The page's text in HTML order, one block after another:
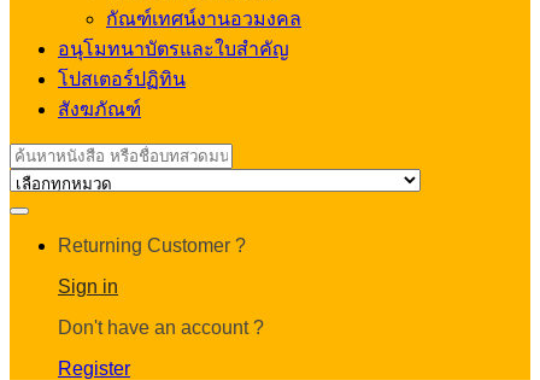
กัณฑ์เทศน์งานอวมงคล
อนุโมทนาบัตรและใบสำคัญ
โปสเตอร์ปฏิทิน
สังฆภัณฑ์
Search
for:
Returning Customer ?
Sign in
Don't have an account ?
Register